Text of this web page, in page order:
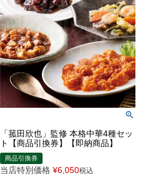
「菰田欣也」監修 本格中華4種セッ
ト【商品引換券】【即納商品】
商品引換券
当店特別価格 ¥6,050税込